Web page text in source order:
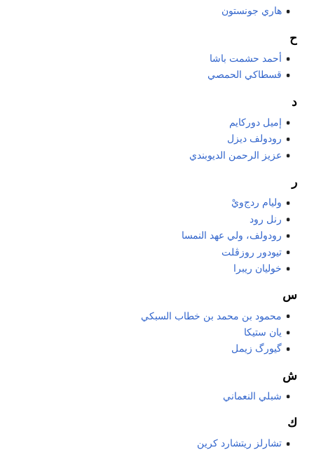
هاري جونستون
ح
أحمد حشمت باشا
قسطاكي الحمصي
د
إميل دوركايم
رودولف ديزل
عزيز الرحمن الديوبندي
ر
وليام ردج‌ويْ
رنل رود
رودولف، ولي عهد النمسا
تيودور روزڤلت
خوليان ريبرا
س
محمود بن محمد بن خطاب السبكي
يان ستيكا
گيورگ زيمل
ش
شبلي النعماني
ك
تشارلز ريتشارد كرين